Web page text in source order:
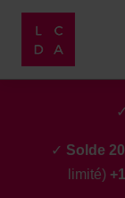
✓ Solde
limité)